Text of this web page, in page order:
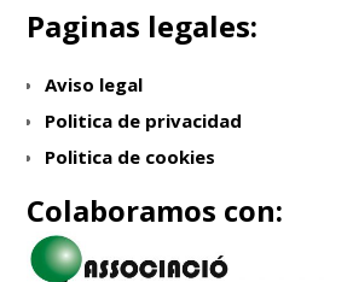
Paginas legales:
Aviso legal
Politica de privacidad
Politica de cookies
Colaboramos con: